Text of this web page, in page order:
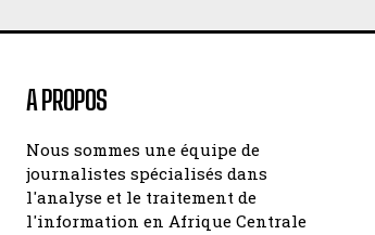
A PROPOS
Nous sommes une équipe de
journalistes spécialisés dans
l'analyse et le traitement de
l'information en Afrique Centrale